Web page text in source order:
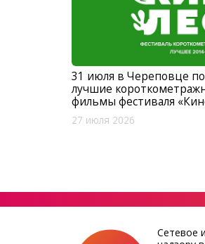
31 июля в Череповце
лучшие
фильмы фестиваля
27 июля 2026
Сетевое